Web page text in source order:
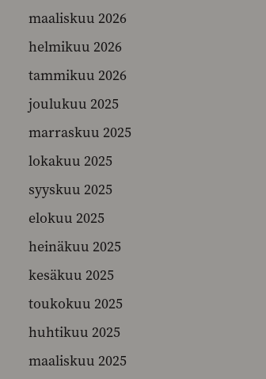
maaliskuu 2026
helmikuu 2026
tammikuu 2026
joulukuu 2025
marraskuu 2025
lokakuu 2025
syyskuu 2025
elokuu 2025
heinäkuu 2025
kesäkuu 2025
toukokuu 2025
huhtikuu 2025
maaliskuu 2025